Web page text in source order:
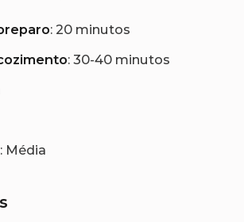
: 20 minutos
: 30-40 minutos
: Média